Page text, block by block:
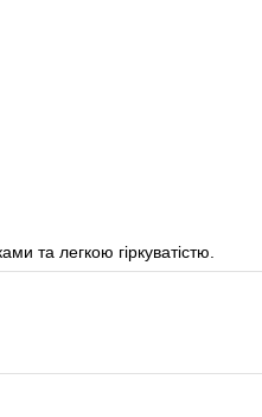
та легкою гіркуватістю.